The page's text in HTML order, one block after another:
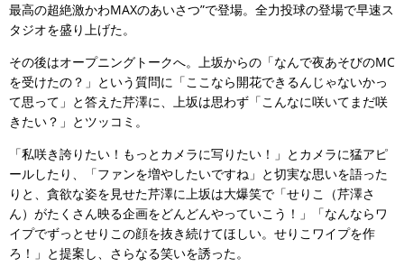
最高の超絶激かわMAXのあいさつ”で登場。全力投球の登場で早速ス
タジオを盛り上げた。
その後はオープニングトークへ。上坂からの「なんで夜あそびのMC
を受けたの？」という質問に「ここなら開花できるんじゃないかっ
て思って」と答えた芹澤に、上坂は思わず「こんなに咲いてまだ咲
きたい？」とツッコミ。
「私咲き誇りたい！もっとカメラに写りたい！」とカメラに猛アピ
ールしたり、「ファンを増やしたいですね」と切実な思いを語った
りと、貪欲な姿を見せた芹澤に上坂は大爆笑で「せりこ（芹澤さ
ん）がたくさん映る企画をどんどんやっていこう！」「なんならワ
イプでずっとせりこの顔を抜き続けてほしい。せりこワイプを作
ろ！」と提案し、さらなる笑いを誘った。